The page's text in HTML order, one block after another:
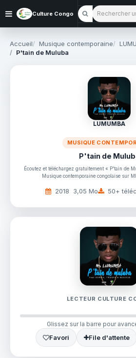
Culture Congo Rechercher un
Accueil Musique contemporaine
P'tain de Muluba
LUMUMBA
MUSIQUE
P'tain de
Écoutez et téléchargez gratuitement « P'tain de
Musique contemporaine congolaise sur
2018 3,05 Mo 50+
LECTEUR CULTURE
Glissez sur la barre pour
Favori File d'attente